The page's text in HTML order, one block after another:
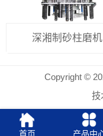
深湘制砂柱磨机
首页 产品中
Copyright ©
技